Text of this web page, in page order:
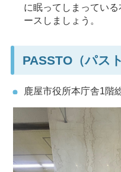
に眠ってしまってい
ースしましょう。
PASSTO（パス
鹿屋市役所本庁舎1階